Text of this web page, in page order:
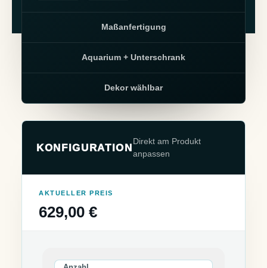
Maßanfertigung
Aquarium + Unterschrank
Dekor wählbar
KONFIGURATION
Direkt am Produkt
anpassen
AKTUELLER PREIS
629,00 €